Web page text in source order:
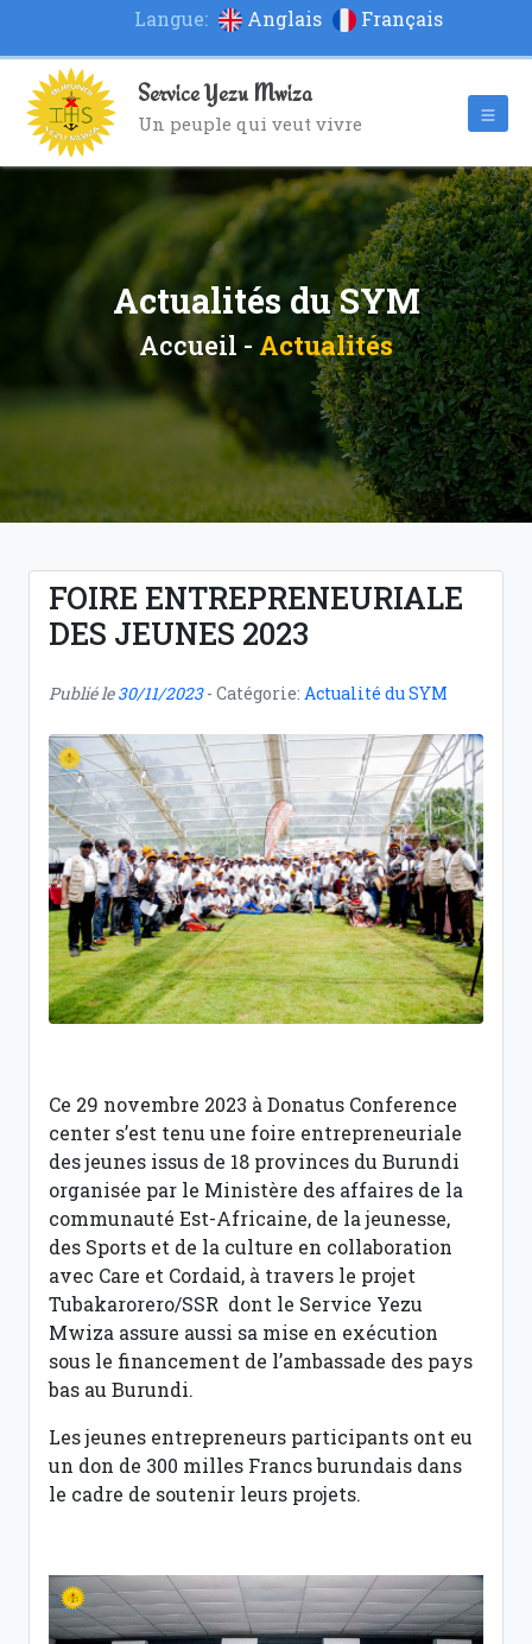
Langue: Anglais Français
Service Yezu Mwiza
Un peuple qui veut vivre
Actualités du SYM
Accueil - Actualités
FOIRE ENTREPRENEURIALE
DES JEUNES 2023
Publié le30/11/2023 - Catégorie: Actualité du SYM
Ce 29 novembre 2023 à Donatus Conference
center s’est tenu une foire entrepreneuriale
des jeunes issus de 18 provinces du Burundi
organisée par le Ministère des affaires de la
communauté Est-Africaine, de la jeunesse,
des Sports et de la culture en collaboration
avec Care et Cordaid, à travers le projet
Tubakarorero/SSR dont le Service Yezu
Mwiza assure aussi sa mise en exécution
sous le financement de l’ambassade des pays
bas au Burundi.
Les jeunes entrepreneurs participants ont eu
un don de 300 milles Francs burundais dans
le cadre de soutenir leurs projets.